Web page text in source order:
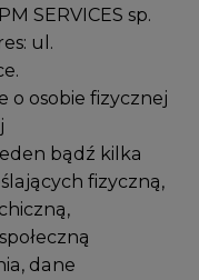
SERVICES sp.
ul.
.
o osobie fizycznej
bądź kilka
fizyczną,
dane